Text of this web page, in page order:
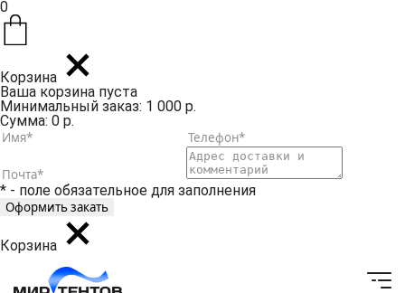
0
Корзина
Ваша корзина пуста
Минимальный заказ: 1 000 р.
Сумма: 0 р.
* - поле обязательное для заполнения
Корзина